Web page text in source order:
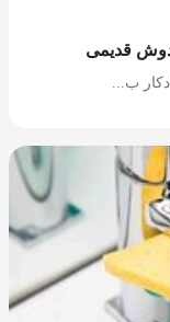
دوش قدیمی
ب...